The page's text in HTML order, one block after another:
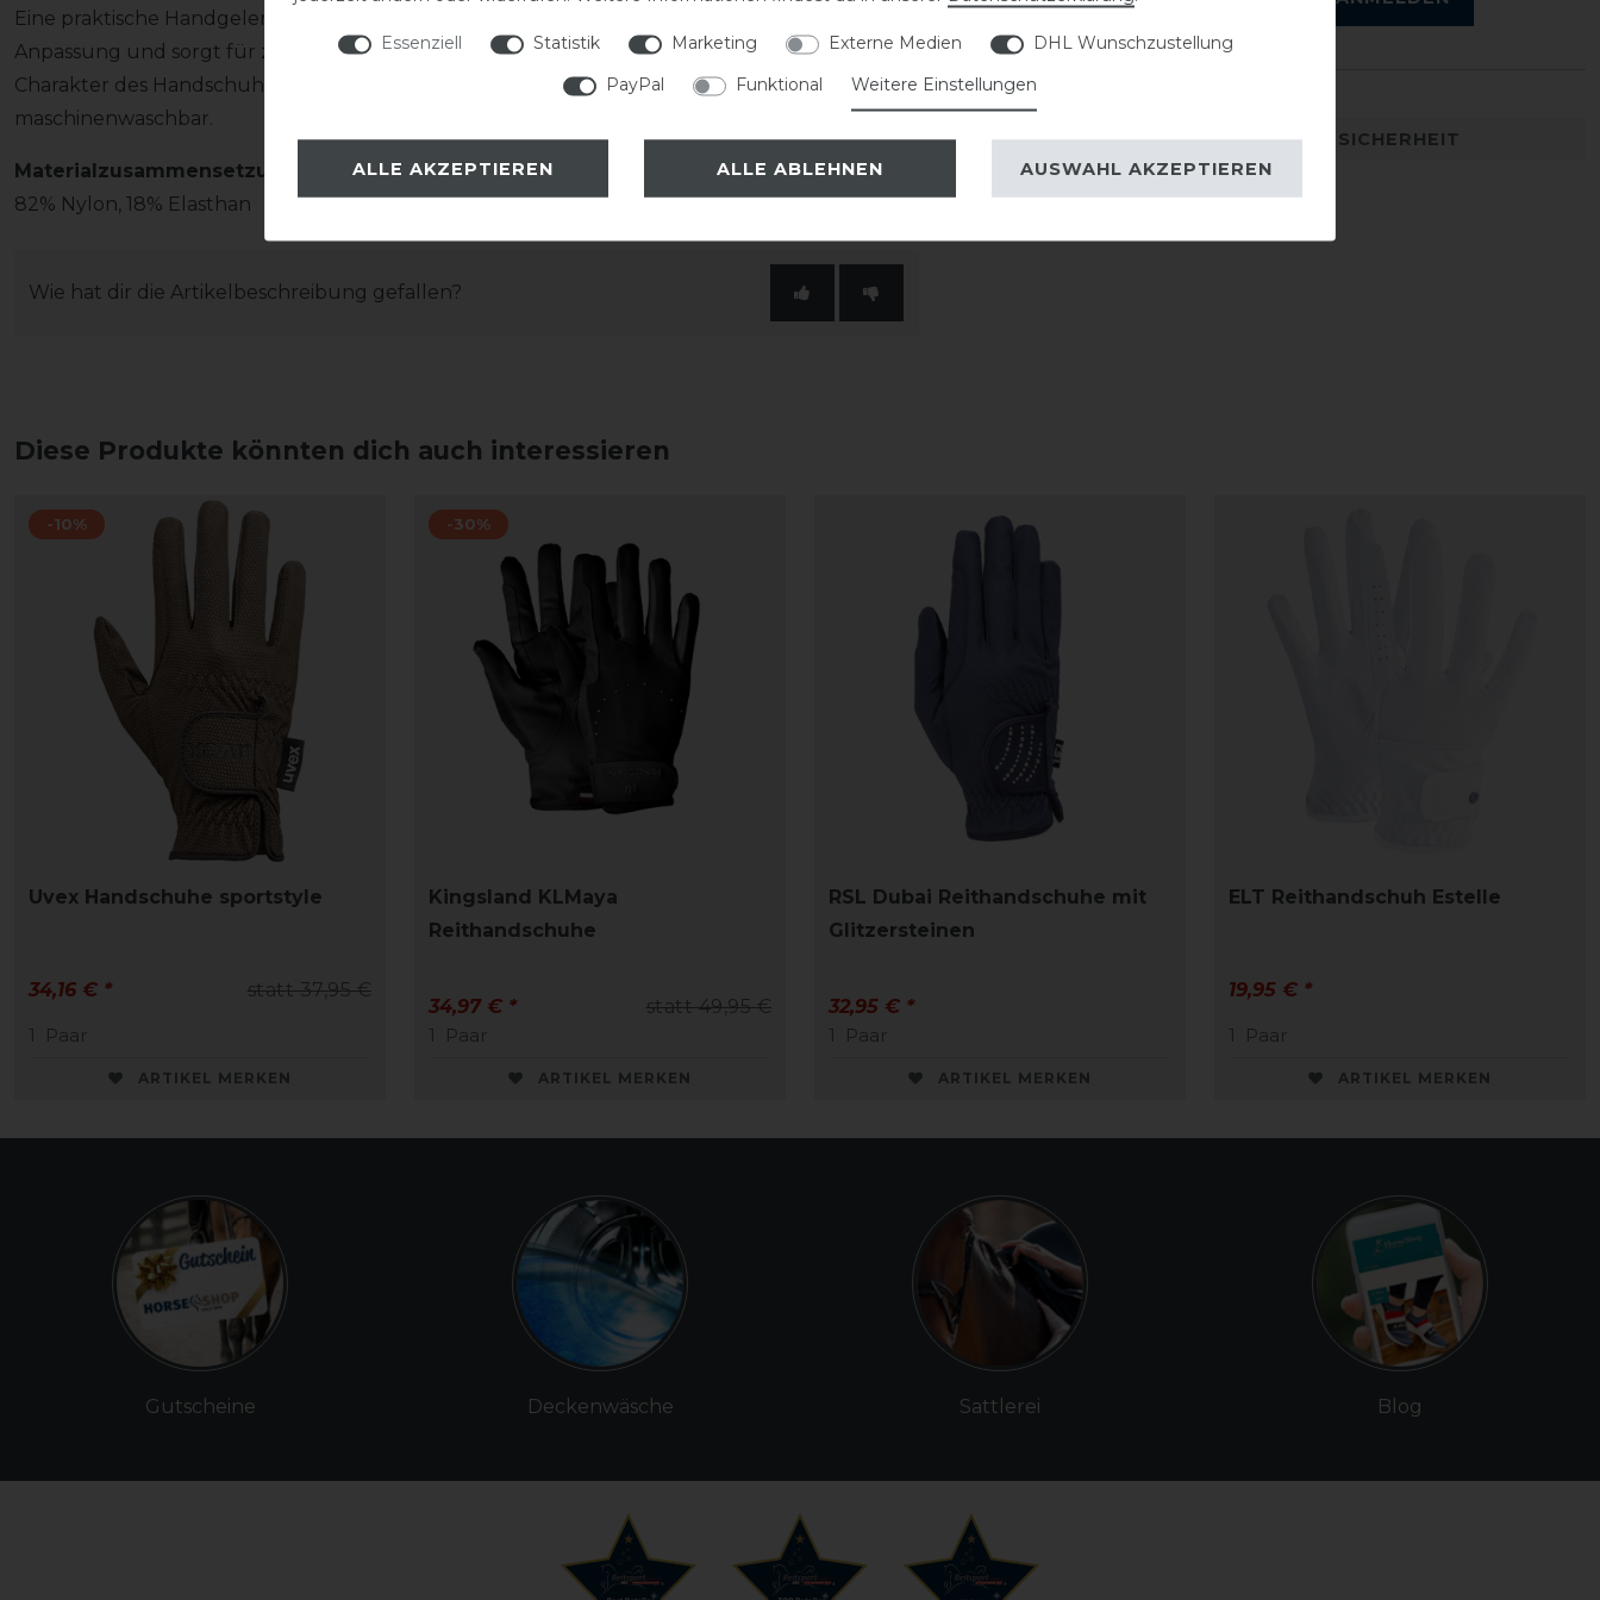
Eine praktische Handgelenksfixierung mit Klettverschluss ermöglicht die individuelle
Anpassung und sorgt für zusätzlichen Halt. Das schlichte Logo unterstreicht den sportlichen
Charakter des Handschuhs. Die Handschuhe werden paarweise geliefert und sind bei 30 Grad
maschinenwaschbar.
Materialzusammensetzung
82% Nylon, 18% Elasthan
Wie hat dir die Artikelbeschreibung gefallen?
DETAILS ZUR PRODUKTSICHERHEIT
Diese Produkte könnten dich auch interessieren
-10%
Uvex Handschuhe sportstyle
statt 37,95 €
34,16 € *
1
Paar
ARTIKEL MERKEN
-30%
Kingsland KLMaya
Reithandschuhe
statt 49,95 €
34,97 € *
1
Paar
ARTIKEL MERKEN
RSL Dubai Reithandschuhe mit
Glitzersteinen
32,95 € *
1
Paar
ARTIKEL MERKEN
ELT Reithandschuh Estelle
19,95 € *
1
Paar
ARTIKEL MERKEN
Gutscheine Deckenwäsche Sattlerei Blog
Essenziell Statistik Marketing Externe Medien
DHL Wunschzustellung
PayPal
Funktional Weitere Einstellungen
ALLE AKZEPTIEREN ALLE ABLEHNEN AUSWAHL AKZEPTIEREN